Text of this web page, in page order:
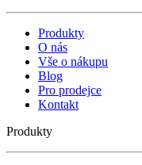
Produkty
O nás
Vše o nákupu
Blog
Pro prodejce
Kontakt
Produkty